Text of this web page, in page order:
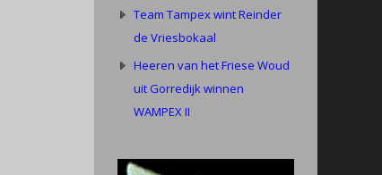
Team Tampex wint Reinder
de Vriesbokaal
Heeren van het Friese Woud
uit Gorredijk winnen
WAMPEX II